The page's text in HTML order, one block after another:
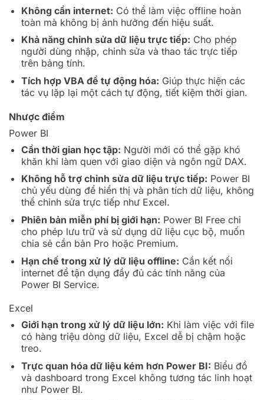
Không cần internet: Có thể làm việc offline hoàn
toàn mà không bị ảnh hưởng đến hiệu suất.
Khả năng chỉnh sửa dữ liệu trực tiếp: Cho phép
người dùng nhập, chỉnh sửa và thao tác trực tiếp
trên bảng tính.
Tích hợp VBA để tự động hóa: Giúp thực hiện các
tác vụ lặp lại một cách tự động, tiết kiệm thời gian.
Nhược điểm
Power BI
Cần thời gian học tập: Người mới có thể gặp khó
khăn khi làm quen với giao diện và ngôn ngữ DAX.
Không hỗ trợ chỉnh sửa dữ liệu trực tiếp: Power BI
chủ yếu dùng để hiển thị và phân tích dữ liệu, không
thể chỉnh sửa trực tiếp như Excel.
Phiên bản miễn phí bị giới hạn: Power BI Free chỉ
cho phép lưu trữ và sử dụng dữ liệu cục bộ, muốn
chia sẻ cần bản Pro hoặc Premium.
Hạn chế trong xử lý dữ liệu offline: Cần kết nối
internet để tận dụng đầy đủ các tính năng của
Power BI Service.
Excel
Giới hạn trong xử lý dữ liệu lớn: Khi làm việc với file
có hàng triệu dòng dữ liệu, Excel dễ bị chậm hoặc
treo.
Trực quan hóa dữ liệu kém hơn Power BI: Biểu đồ
và dashboard trong Excel không tương tác linh hoạt
như Power BI.